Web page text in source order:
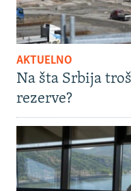
AKTUELNO
Na šta Srbija
rezerve?